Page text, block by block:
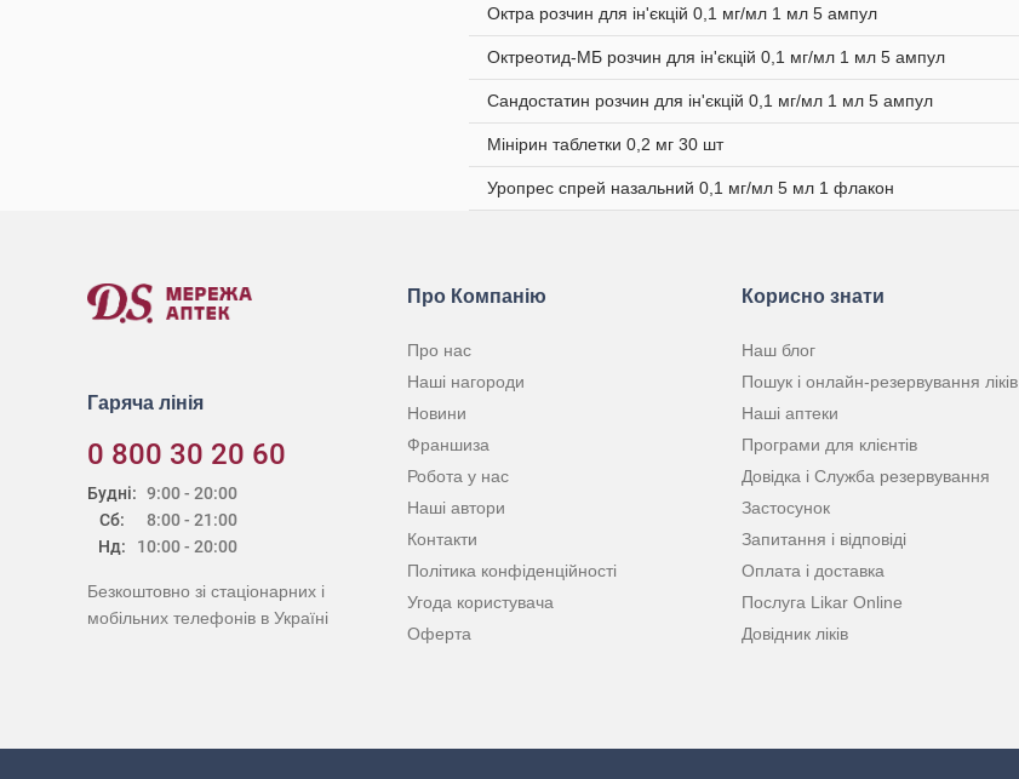
Октра розчин для ін'єкцій 0,1 мг/мл 1 мл 5 ампул
Октреотид-МБ розчин для ін'єкцій 0,1 мг/мл 1 мл 5 ампул
Сандостатин розчин для ін'єкцій 0,1 мг/мл 1 мл 5 ампул
Мінірин таблетки 0,2 мг 30 шт
Уропрес спрей назальний 0,1 мг/мл 5 мл 1 флакон
Гаряча лінія
0 800 30 20 60
Будні:
Сб:
Нд:
9:00 - 20:00
8:00 - 21:00
10:00 - 20:00
Безкоштовно зі стаціонарних і
мобільних телефонів в Україні
Про Компанію
Про нас
Наші нагороди
Новини
Франшиза
Робота у нас
Наші автори
Контакти
Політика конфіденційності
Угода користувача
Оферта
Корисно знати
Наш блог
Пошук і онлайн-резервування ліків
Наші аптеки
Програми для клієнтів
Довідка і Служба резервування
Застосунок
Запитання і відповіді
Оплата і доставка
Послуга Likar Online
Довідник ліків